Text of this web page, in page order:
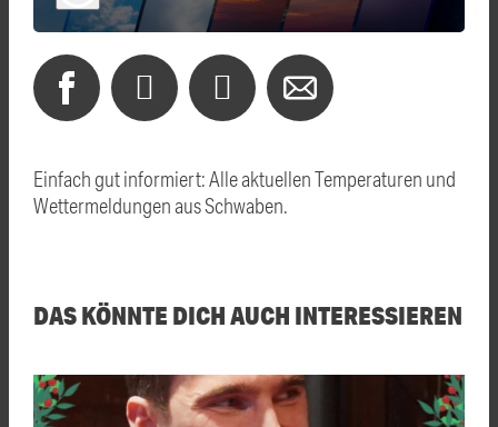
Einfach gut informiert: Alle aktuellen Temperaturen und
Wettermeldungen aus Schwaben.
DAS KÖNNTE DICH AUCH INTERESSIEREN